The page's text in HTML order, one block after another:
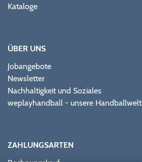
Kataloge
ÜBER UNS
Jobangebote
Newsletter
Nachhaltigkeit und Soziales
weplayhandball - unsere Handballwelt
ZAHLUNGSARTEN